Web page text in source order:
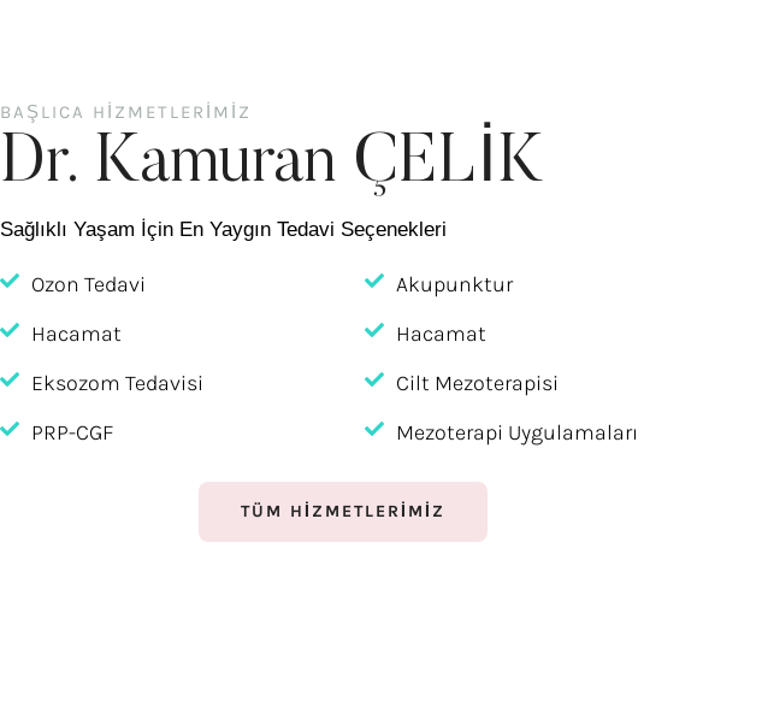
BAŞLICA HIZMETLERIMIZ
Dr. Kamuran ÇELİK
Sağlıklı Yaşam İçin En Yaygın Tedavi Seçenekleri
Ozon Tedavi
Hacamat
Eksozom Tedavisi
PRP-CGF
Akupunktur
Hacamat
Cilt Mezoterapisi
Mezoterapi Uygulamaları
TÜM HİZMETLERİMİZ